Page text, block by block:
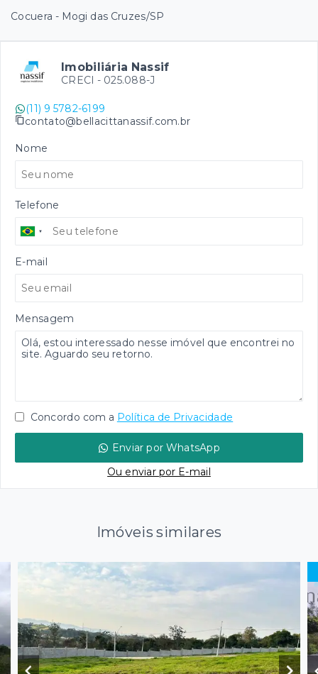
Cocuera - Mogi das Cruzes/SP
Imobiliária Nassif
CRECI - 025.088-J
(11) 9 5782-6199
contato@bellacittanassif.com.br
Nome
Telefone
E-mail
Mensagem
Concordo com a Política de Privacidade
Enviar por WhatsApp
Ou enviar por E-mail
Imóveis similares